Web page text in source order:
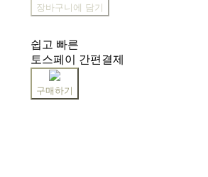
장바구니에 담기
쉽고 빠른
토스페이 간편결제
구매하기